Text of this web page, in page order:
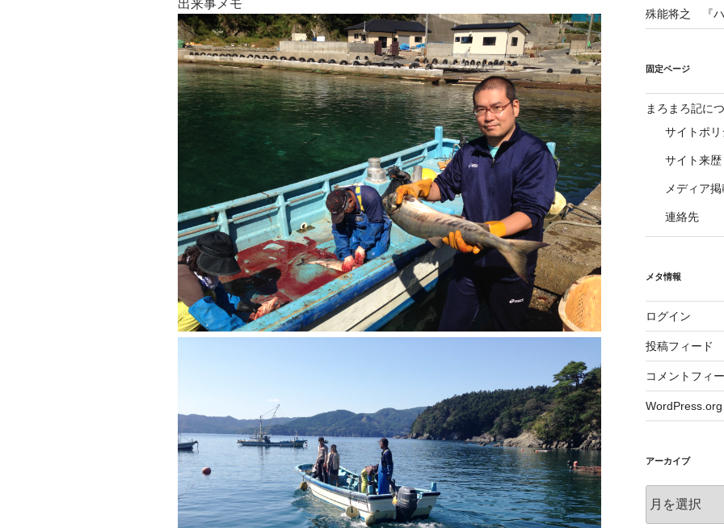
出来事メモ
殊能将之 『
固定ページ
まろまろ記に
サイトポリ
サイト来歴
メディア
連絡先
メタ情報
ログイン
投稿フィード
コメントフィ
WordPress.org
アーカイブ
ー